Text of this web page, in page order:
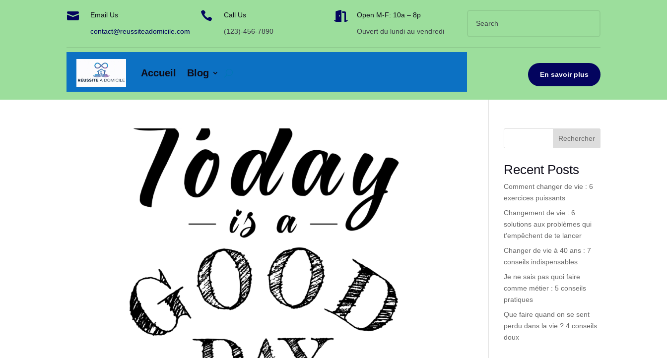
 Email Us
contact@reussiteadomicile.com
 Call Us
(123)-456-7890
 Open M-F: 10a – 8p
Ouvert du lundi au vendredi
Accueil Blog En savoir plus
Rechercher
Recent Posts
Comment changer de vie : 6
exercices puissants
Changement de vie : 6
solutions aux problèmes qui
t’empêchent de te lancer
Changer de vie à 40 ans : 7
conseils indispensables
Je ne sais pas quoi faire
comme métier : 5 conseils
pratiques
Que faire quand on se sent
perdu dans la vie ? 4 conseils
doux